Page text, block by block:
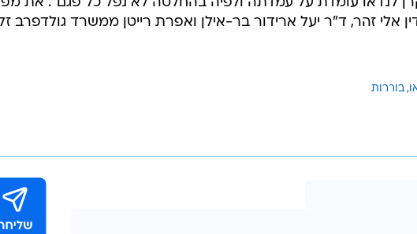
אלי זהר, ד"ר יעל ארידור בר-אילן ואפרת רייטן ממשרד גולדפרב
בוררות